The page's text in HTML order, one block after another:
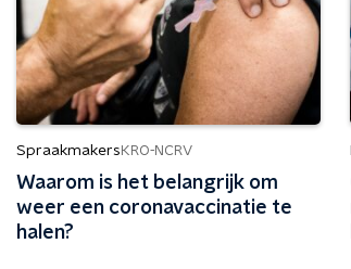
Spraakmakers KRO-NCRV
Waarom is het belangrijk om
weer een coronavaccinatie te
halen?